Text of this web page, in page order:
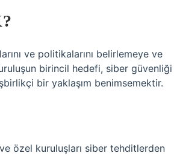
ve politikalarını belirlemeye ve
birincil hedefi, siber güvenliği
bir yaklaşım benimsemektir.
özel kuruluşları siber tehditlerden